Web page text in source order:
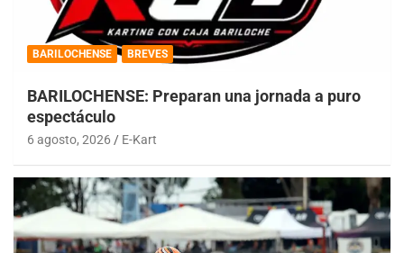
BARILOCHENSE BREVES
BARILOCHENSE: Preparan una jornada a puro
espectáculo
6 agosto, 2026 E-Kart